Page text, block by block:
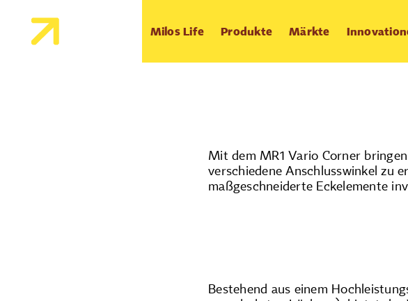
Milos Life Produkte Märkte
Mit dem MR1 Vario Corner
verschiedene Anschlusswinkel zu
maßgeschneiderte Eckelemente
Bestehend aus einem